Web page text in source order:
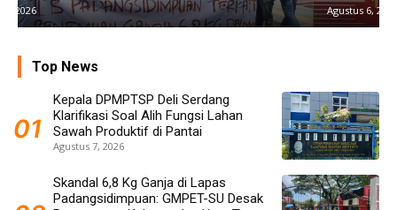
Agustus 6, 2026
Top News
Kepala DPMPTSP Deli Serdang
Klarifikasi Soal Alih Fungsi Lahan
Sawah Produktif di Pantai
Agustus 7, 2026
Skandal 6,8 Kg Ganja di Lapas
Padangsidimpuan: GMPET-SU Desak